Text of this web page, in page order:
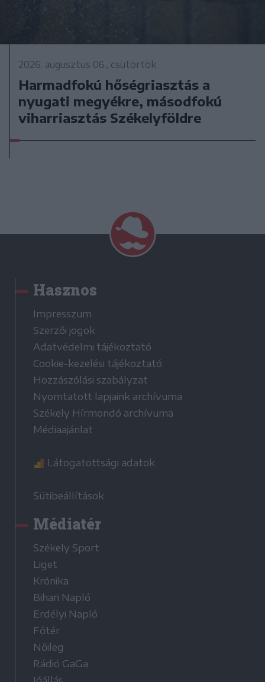
2026. augusztus 06., csütörtök
Harmadfokú hőségriasztás a
nyugati megyékre, másodfokú
viharriasztás Székelyföldre
Hasznos
Impresszum
Szerzői jogok
Adatvédelmi tájékoztató
Cookie-kezelési tájékoztató
Hozzászólási szabályzat
Nyomtatott lapjaink archívuma
Székely Hírmondó archívuma
Médiaajánlat
Látogatottsági adatok
Sütibeállítások
Médiatér
Székely Sport
Liget
Krónika
Bihari Napló
Erdélyi Napló
Főtér
Nőileg
Rádió GaGa